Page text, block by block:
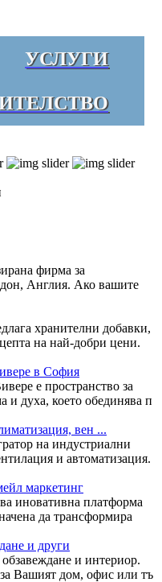
УСЛУГИ
фирма за
Англия. Ако вашите
хранителни добавки,
на най-добри цени.
в София
е пространство за
и духа, което обединява п
вен ...
на индустриални
и автоматизация.
маркетинг
иновативна платформа
да трансформира
и други
и интериор.
Вашият дом, офис или тъ